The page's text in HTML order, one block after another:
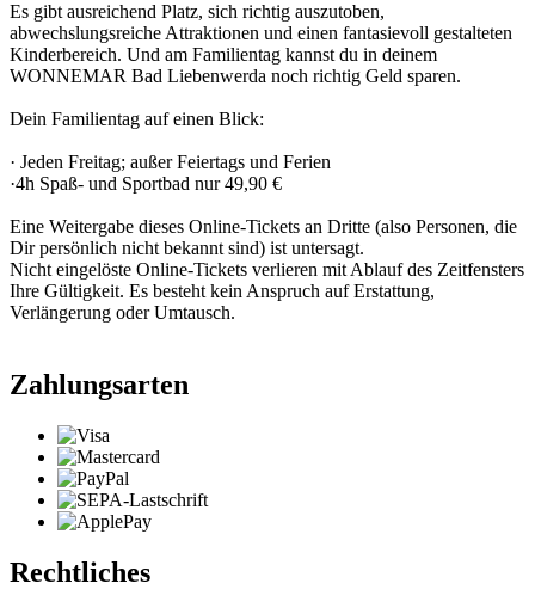
Es gibt ausreichend Platz, sich richtig auszutoben,
abwechslungsreiche Attraktionen und einen fantasievoll gestalteten
Kinderbereich. Und am Familientag kannst du in deinem
WONNEMAR Bad Liebenwerda noch richtig Geld sparen.
Dein Familientag auf einen Blick:
· Jeden Freitag; außer Feiertags und Ferien
·4h Spaß- und Sportbad nur 49,90 €
Eine Weitergabe dieses Online-Tickets an Dritte (also Personen, die
Dir persönlich nicht bekannt sind) ist untersagt.
Nicht eingelöste Online-Tickets verlieren mit Ablauf des Zeitfensters
Ihre Gültigkeit. Es besteht kein Anspruch auf Erstattung,
Verlängerung oder Umtausch.
Zahlungsarten
Rechtliches